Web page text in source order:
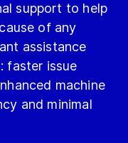
support to help
of any
assistance
faster issue
machine
and minimal